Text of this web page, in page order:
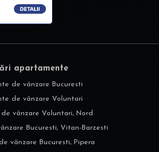
apartamente
de vânzare Bucuresti
de vânzare Voluntari
vânzare Voluntari, Nord
Bucuresti, Vitan-Barzesti
vânzare Bucuresti, Pipera